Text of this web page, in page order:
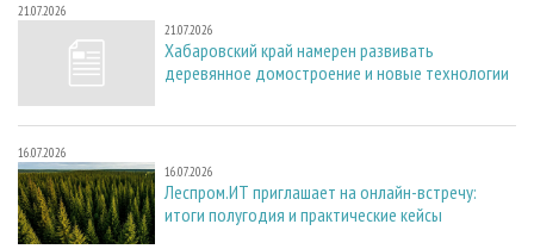
21.07.2026
21.07.2026
Хабаровский край намерен развивать
деревянное домостроение и новые технологии
16.07.2026
16.07.2026
Леспром.ИТ приглашает на онлайн-встречу:
итоги полугодия и практические кейсы